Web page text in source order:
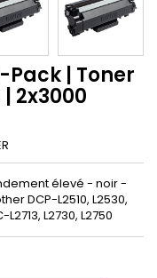
Pack | Toner
2x3000
élevé - noir -
DCP-L2510, L2530,
L2713, L2730, L2750